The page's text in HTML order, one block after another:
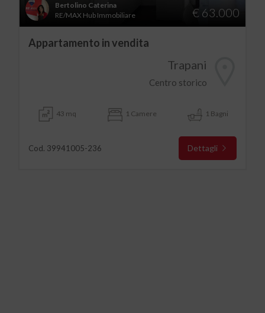
Bertolino Caterina
RE/MAX Hub Immobiliare
€ 63.000
Appartamento in vendita
Trapani
Centro storico
43 mq 1 Camere 1 Bagni
Cod. 39941005-236 Dettagli